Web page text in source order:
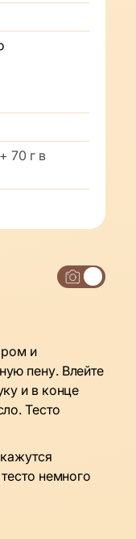
70 г в
и
пену. Влейте
и в конце
Тесто
немного